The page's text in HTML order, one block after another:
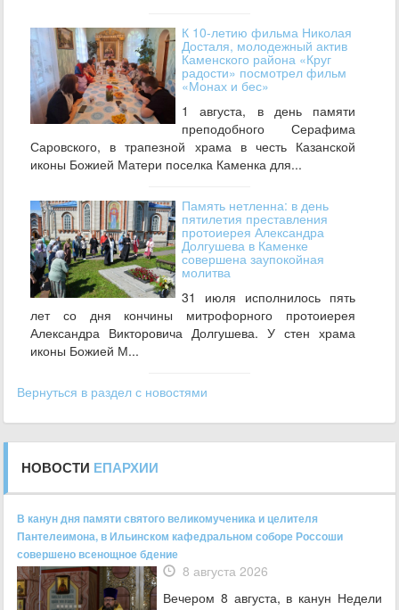
К 10-летию фильма Николая
Досталя, молодежный актив
Каменского района «Круг
радости» посмотрел фильм
«Монах и бес»
1 августа, в день памяти
преподобного Серафима
Саровского, в трапезной храма в честь Казанской
иконы Божией Матери поселка Каменка для...
Память нетленна: в день
пятилетия преставления
протоиерея Александра
Долгушева в Каменке
совершена заупокойная
молитва
31 июля исполнилось пять
лет со дня кончины митрофорного протоиерея
Александра Викторовича Долгушева. У стен храма
иконы Божией М...
Вернуться в раздел с новостями
НОВОСТИ ЕПАРХИИ
В канун дня памяти святого великомученика и целителя
Пантелеимона, в Ильинском кафедральном соборе Россоши
совершено всенощное бдение
8 августа 2026
Вечером 8 августа, в канун Недели